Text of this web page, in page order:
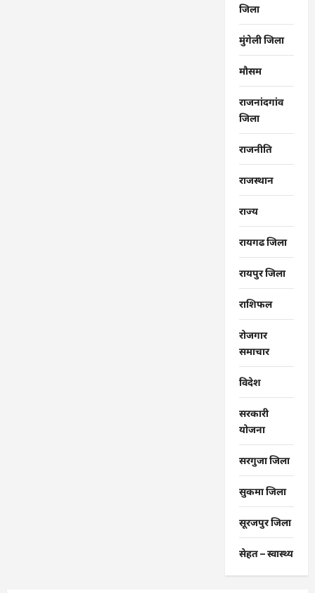
जिला
मुंगेली जिला
मौसम
राजनांदगांव
जिला
राजनीति
राजस्थान
राज्‍य
रायगढ जिला
रायपुर जिला
राशिफल
रोजगार
समाचार
विदेश
सरकारी
योजना
सरगुजा जिला
सुकमा जिला
सूरजपुर जिला
सेहत – स्‍वास्‍थ्‍य